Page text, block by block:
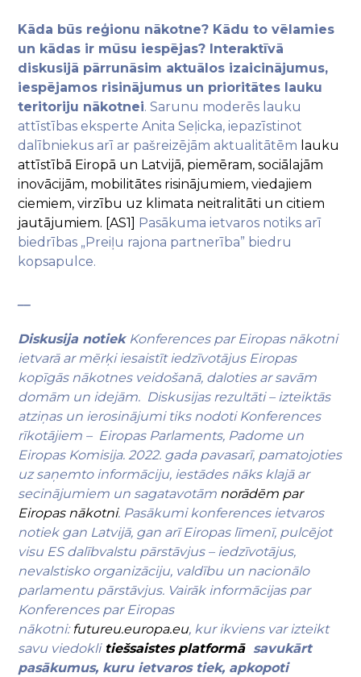
Kāda būs reģionu nākotne? Kādu to vēlamies
un kādas ir mūsu iespējas? Interaktīvā
diskusijā pārrunāsim aktuālos izaicinājumus,
iespējamos risinājumus un prioritātes lauku
teritoriju nākotnei. Sarunu moderēs lauku
attīstības eksperte Anita Seļicka, iepazīstinot
dalībniekus arī ar pašreizējām aktualitātēm lauku
attīstībā Eiropā un Latvijā, piemēram, sociālajām
inovācijām, mobilitātes risinājumiem, viedajiem
ciemiem, virzību uz klimata neitralitāti un citiem
jautājumiem. [AS1] Pasākuma ietvaros notiks arī
biedrības „Preiļu rajona partnerība” biedru
kopsapulce.
Diskusija notiek Konferences par Eiropas nākotni
ietvarā ar mērķi iesaistīt iedzīvotājus Eiropas
kopīgās nākotnes veidošanā, daloties ar savām
domām un idejām. Diskusijas rezultāti – izteiktās
atziņas un ierosinājumi tiks nodoti Konferences
rīkotājiem – Eiropas Parlaments, Padome un
Eiropas Komisija. 2022. gada pavasarī, pamatojoties
uz saņemto informāciju, iestādes nāks klajā ar
secinājumiem un sagatavotām norādēm par
Eiropas nākotni. Pasākumi konferences ietvaros
notiek gan Latvijā, gan arī Eiropas līmenī, pulcējot
visu ES dalībvalstu pārstāvjus – iedzīvotājus,
nevalstisko organizāciju, valdību un nacionālo
parlamentu pārstāvjus. Vairāk informācijas par
Konferences par Eiropas
nākotni: futureu.europa.eu, kur ikviens var izteikt
savu viedoklitiešsaistes platformāsavukārt
pasākumus, kuru ietvaros tiek, apkopoti